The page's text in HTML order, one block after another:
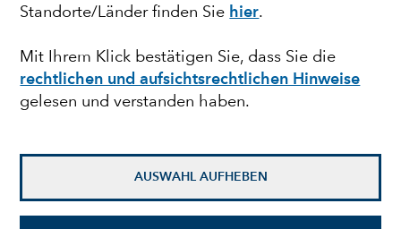
Standorte/Länder finden Sie hier.
Mit Ihrem Klick bestätigen Sie, dass Sie die
rechtlichen und aufsichtsrechtlichen Hinweise
gelesen und verstanden haben.
AUSWAHL AUFHEBEN
Was hilft gegen die
aktuelle Schwäche
chinesischer
Investmentdirektorin